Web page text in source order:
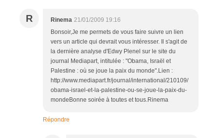
R Rinema 21/01/2009 19:16
Bonsoir,Je me permets de vous faire suivre un lien
vers un article qui devrait vous intéresser. Il s'agit de
la dernière analyse d'Edwy Plenel sur le site du
journal Mediapart, intitulée : "Obama, Israël et
Palestine : où se joue la paix du monde".Lien :
http://www.mediapart.fr/journal/international/210109/
obama-israel-et-la-palestine-ou-se-joue-la-paix-du-
mondeBonne soirée à toutes et tous.Rinema
Répondre